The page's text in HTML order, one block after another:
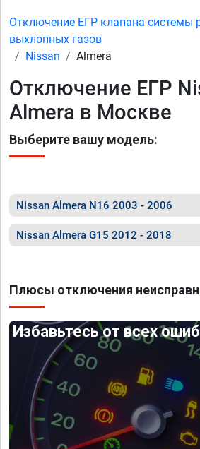
Отключение ЕГР клапана системы
выхлопных газов
Nissan
Almera
Отключение ЕГР
Almera в Москве
Выберите вашу модель:
Nissan Almera N16 2003 - 2006
Nissan Almera G15 2012 - 2018
Плюсы отключения
Избавьтесь от всех